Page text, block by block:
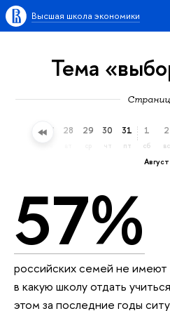
Высшая школа экономики
Тема
27 28 29 30
чт
31
пт
1
сб
2
вс
57%
российских семей не
в какую школу отдать
этом за последние годы